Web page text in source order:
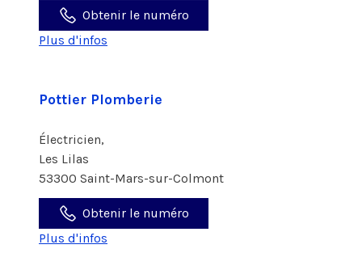
Obtenir le numéro
Plus d'infos
Pottier Plomberie
Électricien,
Les Lilas
53300 Saint-Mars-sur-Colmont
Obtenir le numéro
Plus d'infos